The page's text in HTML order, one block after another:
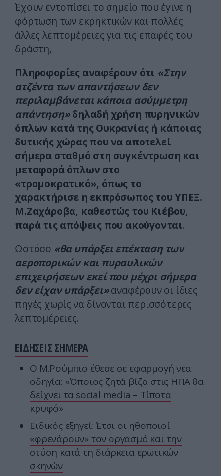
Έχουν εντοπίσει το σημείο που έγινε η
φόρτωση των εκρηκτικών και πολλές
άλλες λεπτομέρειες για τις επαφές του
δράστη,
Πληροφορίες αναφέρουν ότι «Στην
ατζέντα των απαντήσεων δεν
περιλαμβάνεται κάποια ασύμμετρη
απάντηση»δηλαδή χρήση πυρηνικών
όπλων κατά της Ουκρανίας ή κάποιας
δυτικής χώρας που να αποτελεί
σήμερα σταθμό στη συγκέντρωση και
μεταφορά όπλων στο
«τρομοκρατικό», όπως το
χαρακτήρισε η εκπρόσωπος του ΥΠΕΞ.
Μ.Ζαχάροβα, καθεστώς του Κιέβου,
παρά τις απόψεις που ακούγονται.
Ωστόσο «θα υπάρξει επέκταση των
αεροπορικών και πυραυλικών
επιχειρήσεων εκεί που μέχρι σήμερα
δεν είχαν υπάρξει»αναφέρουν οι ίδιες
πηγές χωρίς να δίνονται περισσότερες
λεπτομέρειες.
ΕΙΔΗΣΕΙΣ ΣΗΜΕΡΑ
Ο Μ.Ρούμπιο έθεσε σε εφαρμογή νέα
οδηγία: «Όποιος ζητά βίζα στις ΗΠΑ θα
δείχνει τα social media – Τίποτα
κρυφό»
Ειδικός εξηγεί: Έτσι οι ηθοποιοί
«φρενάρουν» τον οργασμό και την
στύση κατά τη διάρκεια ερωτικών
σκηνών